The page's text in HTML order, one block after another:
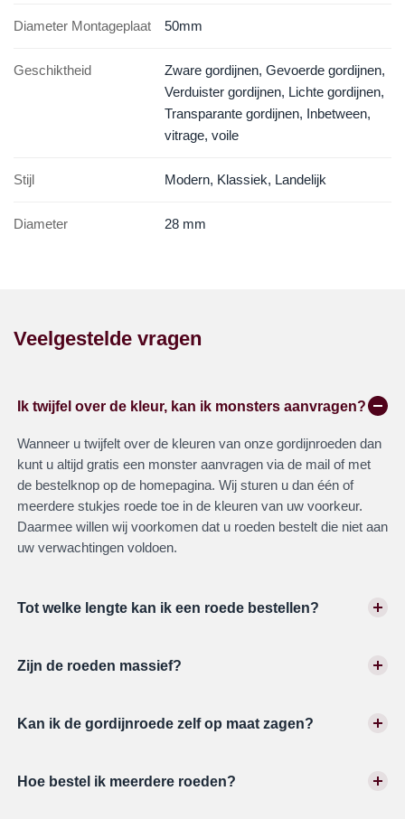
Diameter Montageplaat 50mm
Geschiktheid
Zware gordijnen, Gevoerde gordijnen,
Verduister gordijnen, Lichte gordijnen,
Transparante gordijnen, Inbetween,
vitrage, voile
Stijl Modern, Klassiek, Landelijk
Diameter 28 mm
Veelgestelde vragen
Ik twijfel over de kleur, kan ik monsters aanvragen?
Wanneer u twijfelt over de kleuren van onze gordijnroeden dan
kunt u altijd gratis een monster aanvragen via de mail of met
de bestelknop op de homepagina. Wij sturen u dan één of
meerdere stukjes roede toe in de kleuren van uw voorkeur.
Daarmee willen wij voorkomen dat u roeden bestelt die niet aan
uw verwachtingen voldoen.
Tot welke lengte kan ik een roede bestellen?
Zijn de roeden massief?
Kan ik de gordijnroede zelf op maat zagen?
Hoe bestel ik meerdere roeden?